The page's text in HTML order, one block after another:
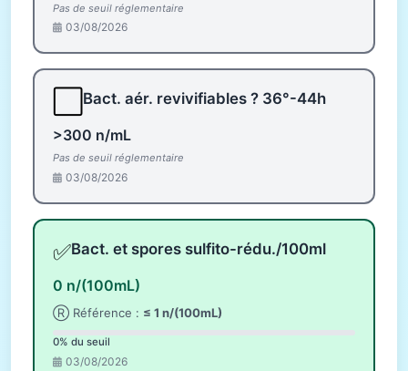
Pas de seuil réglementaire
03/08/2026
Bact. aér. revivifiables ? 36°-44h
>300 n/mL
Pas de seuil réglementaire
03/08/2026
✅Bact. et spores sulfito-rédu./100ml
0 n/(100mL)
Ⓡ Référence : ≤ 1 n/(100mL)
0% du seuil
03/08/2026